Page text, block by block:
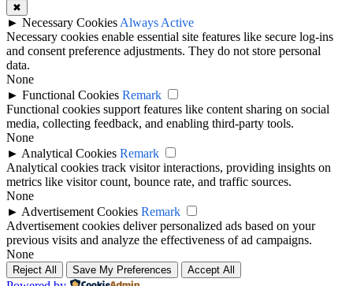
✖
► Necessary Cookies Always Active
Necessary cookies enable essential site features like secure log-ins
and consent preference adjustments. They do not store personal
data.
None
► Functional Cookies Remark
Functional cookies support features like content sharing on social
media, collecting feedback, and enabling third-party tools.
None
► Analytical Cookies Remark
Analytical cookies track visitor interactions, providing insights on
metrics like visitor count, bounce rate, and traffic sources.
None
► Advertisement Cookies Remark
Advertisement cookies deliver personalized ads based on your
previous visits and analyze the effectiveness of ad campaigns.
None
Reject All Save My Preferences Accept All